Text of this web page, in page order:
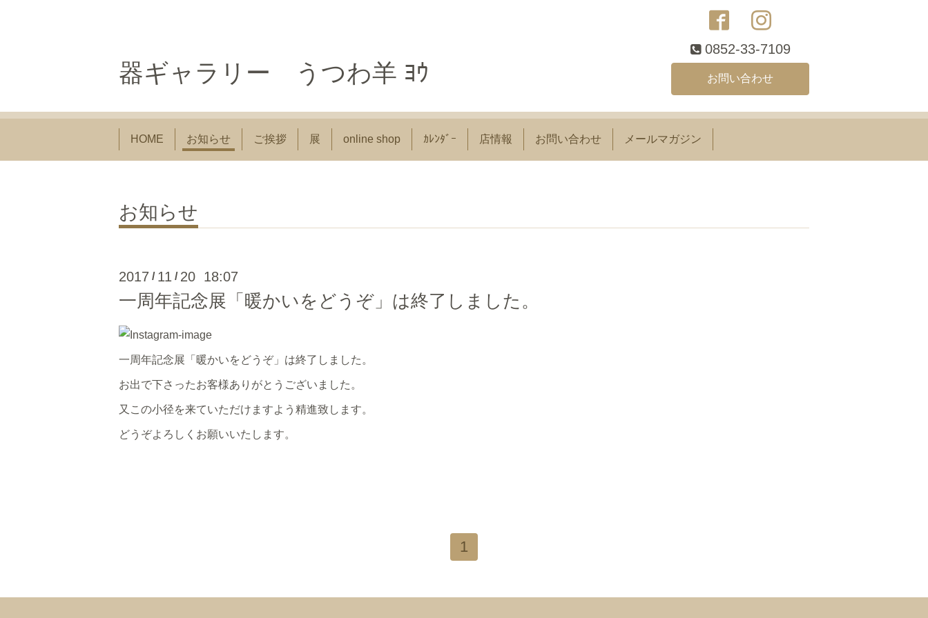
器ギャラリー うつわ羊 ﾖｳ
0852-33-7109
お問い合わせ
HOME お知らせ ご挨拶 展 online shop ｶﾚﾝﾀﾞｰ 店情報 お問い合わせ メールマガジン
お知らせ
2017 / 11 / 20 18:07
一周年記念展「暖かいをどうぞ」は終了しました。
一周年記念展「暖かいをどうぞ」は終了しました。
お出で下さったお客様ありがとうございました。
又この小径を来ていただけますよう精進致します。
どうぞよろしくお願いいたします。
1